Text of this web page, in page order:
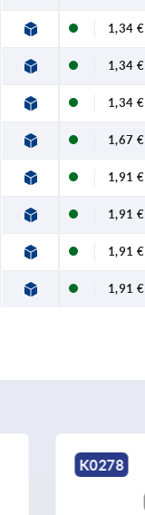
1,34 €
1,34 €
1,34 €
1,67 €
1,91 €
1,91 €
1,91 €
1,91 €